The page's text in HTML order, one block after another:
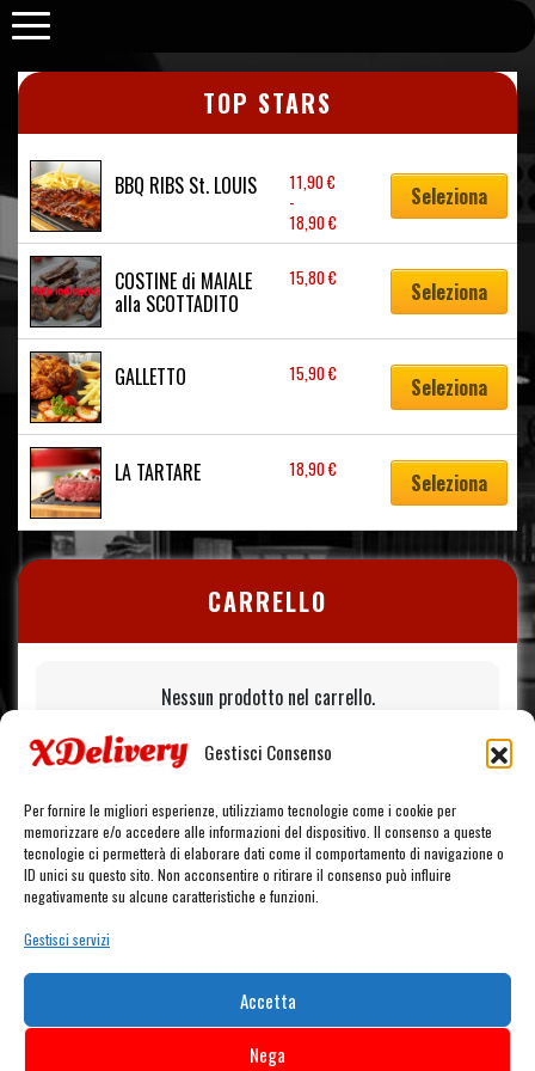
Gestisci Consenso
Per fornire le migliori esperienze, utilizziamo tecnologie come i cookie per
memorizzare e/o accedere alle informazioni del dispositivo. Il consenso a queste
tecnologie ci permetterà di elaborare dati come il comportamento di navigazione o
ID unici su questo sito. Non acconsentire o ritirare il consenso può influire
negativamente su alcune caratteristiche e funzioni.
Gestisci servizi
Accetta
Nega
Purabrace
TOP STARS
BBQ RIBS St. LOUIS 11,90€
-
18,90€Fascia
di
da
18,90 €
Seleziona
prodotto
prodotto
COSTINE di MAIALE
alla SCOTTADITO
15,80€ Seleziona
GALLETTO 15,90€ Seleziona
LA TARTARE 18,90€ Seleziona
CARRELLO
Nessun prodotto nel carrello.